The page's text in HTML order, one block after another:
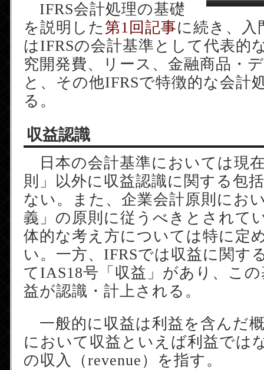
IFRS会計処理の基礎
を説明した 第1回記事に続き、入
はIFRSの会計基準として代表的
究開発費、リース、金融商品・
と、その他IFRSで特徴的な会計
る。
収益認識
日本の会計基準においては現
則」以外に収益認識に関する包
ない。また、企業会計原則にお
義」の原則に従うべきとされて
体的な考え方については特に定
い。一方、IFRSでは収益に関す
てIAS18号「収益」があり、こ
益が認識・計上される。
一般的に収益は利益を含んだ
において収益といえば利益では
の収入（revenue）を指す。